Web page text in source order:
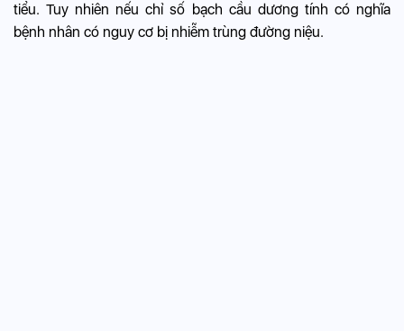
tiểu. Tuy nhiên nếu chỉ số bạch cầu dương tính có nghĩa
bệnh nhân có nguy cơ bị nhiễm trùng đường niệu.